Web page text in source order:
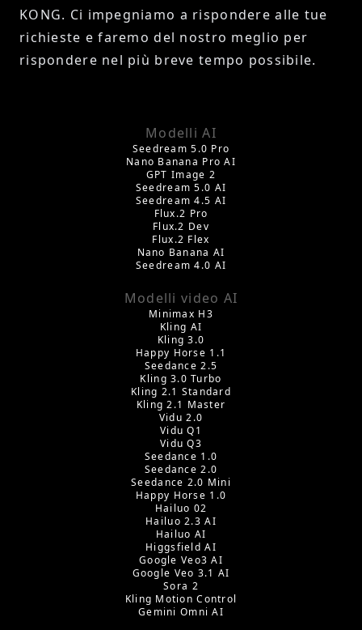
KONG. Ci impegniamo a rispondere alle tue
richieste e faremo del nostro meglio per
rispondere nel più breve tempo possibile.
Modelli AI
Seedream 5.0 Pro
Nano Banana Pro AI
GPT Image 2
Seedream 5.0 AI
Seedream 4.5 AI
Flux.2 Pro
Flux.2 Dev
Flux.2 Flex
Nano Banana AI
Seedream 4.0 AI
Modelli video AI
Minimax H3
Kling AI
Kling 3.0
Happy Horse 1.1
Seedance 2.5
Kling 3.0 Turbo
Kling 2.1 Standard
Kling 2.1 Master
Vidu 2.0
Vidu Q1
Vidu Q3
Seedance 1.0
Seedance 2.0
Seedance 2.0 Mini
Happy Horse 1.0
Hailuo 02
Hailuo 2.3 AI
Hailuo AI
Higgsfield AI
Google Veo3 AI
Google Veo 3.1 AI
Sora 2
Kling Motion Control
Gemini Omni AI